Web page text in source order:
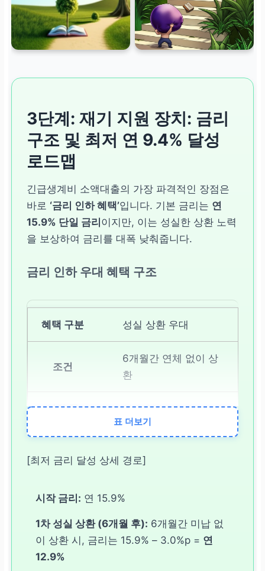
3단계: 재기 지원 장치: 금리
구조 및 최저 연 9.4% 달성
로드맵
긴급생계비 소액대출의 가장 파격적인 장점은
바로 ‘금리 인하 혜택’입니다. 기본 금리는 연
15.9% 단일 금리이지만, 이는 성실한 상환 노력
을 보상하여 금리를 대폭 낮춰줍니다.
금리 인하 우대 혜택 구조
성실 상환 우대
6개월간 연체 없이 상
환
연 3.0%p
금융 교육 이수 또는 복
지 멤버십 가입
표 더보기
[최저 금리 달성 상세 경로]
시작 금리: 연 15.9%
1차 성실 상환 (6개월 후): 6개월간 미납 없
이 상환 시, 금리는 15.9% – 3.0%p = 연
12.9%